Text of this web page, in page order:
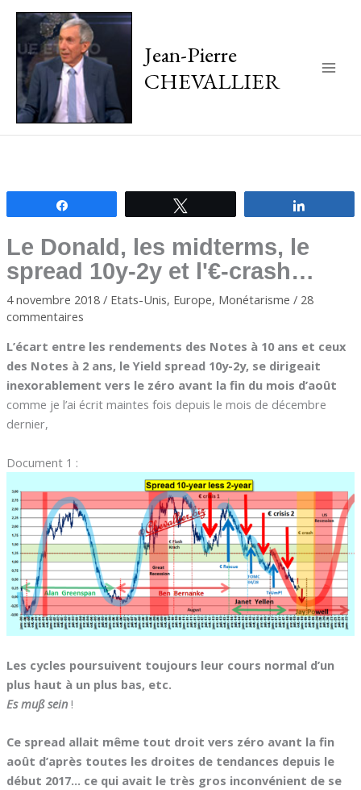
Jean-Pierre
CHEVALLIER
Le Donald, les midterms, le
spread 10y-2y et l'€-crash…
4 novembre 2018 / Etats-Unis, Europe, Monétarisme / 28
commentaires
L’écart entre les rendements des Notes à 10 ans et ceux
des Notes à 2 ans, le Yield spread 10y-2y, se dirigeait
inexorablement vers le zéro avant la fin du mois d’août
comme je l’ai écrit maintes fois depuis le mois de décembre
dernier,
Document 1 :
Les cycles poursuivent toujours leur cours normal d’un
plus haut à un plus bas, etc.
Es muß sein !
Ce spread allait même tout droit vers zéro avant la fin
août d’après toutes les droites de tendances depuis le
début 2017… ce qui avait le très gros inconvénient de se